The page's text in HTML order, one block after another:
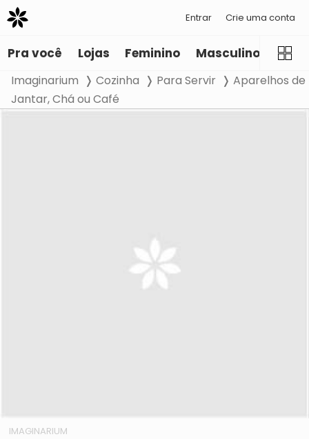
Entrar Crie uma conta
Pra você Lojas Feminino Masculino
Imaginarium Cozinha Para Servir
Aparelhos de
Jantar, Chá ou Café
IMAGINARIUM